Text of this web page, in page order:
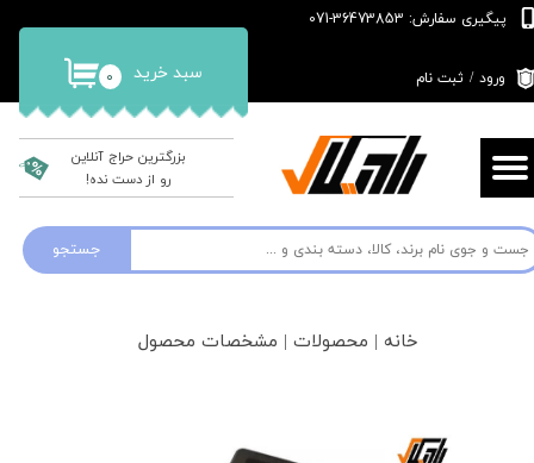
جستجو
پیگیری سفارش: 36473853-071
۰ سبد خرید ورود / ثبت نام
تغییر گذر واژه
سفارشات
بزرگترین حراج آنلاین
رو از دست نده!
خانه | محصولات | مشخصات محصول